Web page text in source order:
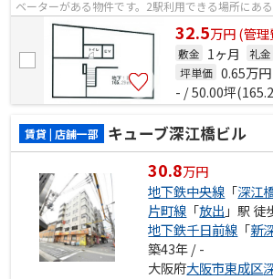
ベーターがある物件です。2駅利用できる場所にあ
32.5万円(管理
敷金 1ヶ月 礼金
坪単価 0.65万円
- / 50.00坪
賃貸 | 店舗一部 キューブ深江橋ビル
30.8万円
地下鉄中央線 「深江
片町線 「放出 」駅 徒
地下鉄千日前線 「新
築43年 / -
大阪府大阪市東成区